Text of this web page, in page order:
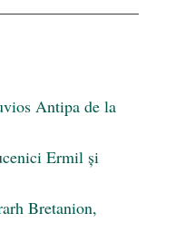
Antipa de la
Ermil și
Bretanion,